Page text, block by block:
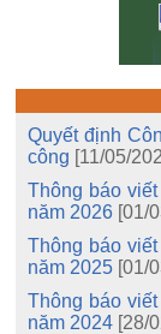
Quyết định
công [11/05/
Thông báo
năm 2026 [01/
Thông báo
năm 2025 [01/
Thông báo
năm 2024 [28/